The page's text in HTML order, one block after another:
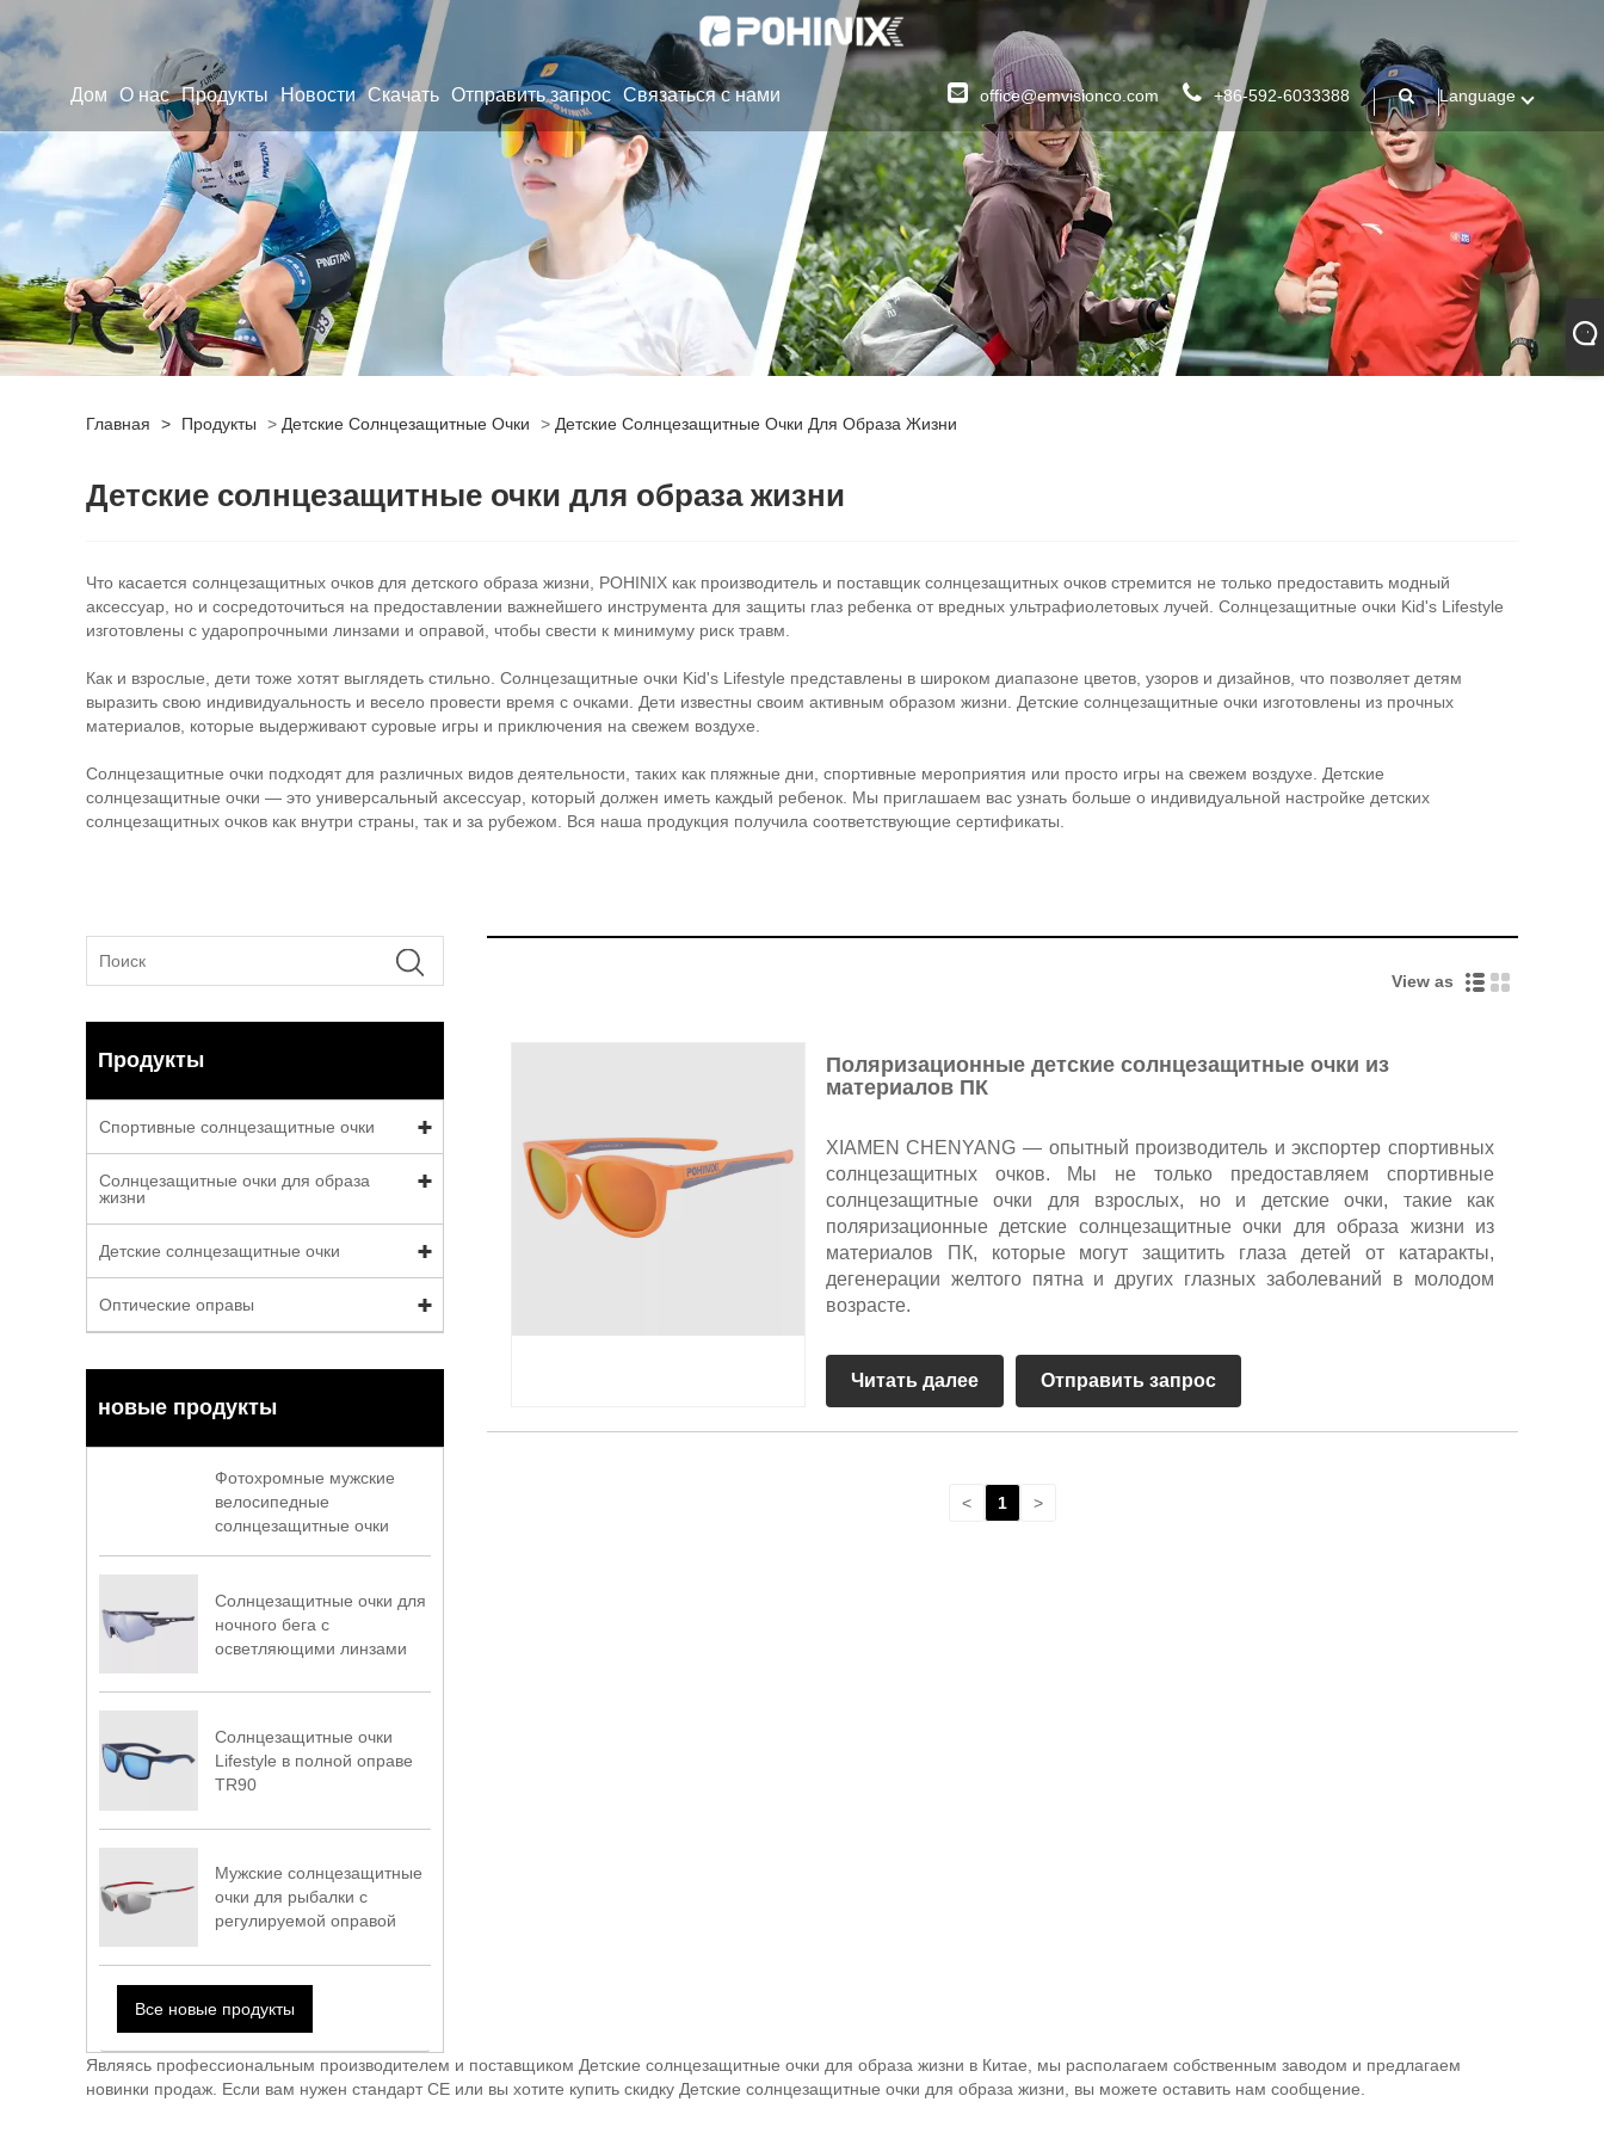
Дом О нас Продукты Новости Скачать Отправить запрос Связаться с нами office@emvisionco.com +86-592-6033388 Language
Главная > Продукты > Детские Солнцезащитные Очки > Детские Солнцезащитные Очки Для Образа Жизни
Детские солнцезащитные очки для образа жизни
Что касается солнцезащитных очков для детского образа жизни, POHINIX как производитель и поставщик солнцезащитных очков стремится не только предоставить модный
аксессуар, но и сосредоточиться на предоставлении важнейшего инструмента для защиты глаз ребенка от вредных ультрафиолетовых лучей. Солнцезащитные очки Kid's Lifestyle
изготовлены с ударопрочными линзами и оправой, чтобы свести к минимуму риск травм.
Как и взрослые, дети тоже хотят выглядеть стильно. Солнцезащитные очки Kid's Lifestyle представлены в широком диапазоне цветов, узоров и дизайнов, что позволяет детям
выразить свою индивидуальность и весело провести время с очками. Дети известны своим активным образом жизни. Детские солнцезащитные очки изготовлены из прочных
материалов, которые выдерживают суровые игры и приключения на свежем воздухе.
Солнцезащитные очки подходят для различных видов деятельности, таких как пляжные дни, спортивные мероприятия или просто игры на свежем воздухе. Детские
солнцезащитные очки — это универсальный аксессуар, который должен иметь каждый ребенок. Мы приглашаем вас узнать больше о индивидуальной настройке детских
солнцезащитных очков как внутри страны, так и за рубежом. Вся наша продукция получила соответствующие сертификаты.
Продукты
Спортивные солнцезащитные очки
Солнцезащитные очки для образа
жизни
Детские солнцезащитные очки
Оптические оправы
новые продукты
Фотохромные мужские
велосипедные
солнцезащитные очки
Солнцезащитные очки для
ночного бега с
осветляющими линзами
Солнцезащитные очки
Lifestyle в полной оправе
TR90
Мужские солнцезащитные
очки для рыбалки с
регулируемой оправой
Все новые продукты
View as
Поляризационные детские солнцезащитные очки из
материалов ПК
XIAMEN CHENYANG — опытный производитель и экспортер спортивных
солнцезащитных очков. Мы не только предоставляем спортивные
солнцезащитные очки для взрослых, но и детские очки, такие как
поляризационные детские солнцезащитные очки для образа жизни из
материалов ПК, которые могут защитить глаза детей от катаракты,
дегенерации желтого пятна и других глазных заболеваний в молодом
возрасте.
Читать далее Отправить запрос
< 1 >
Являясь профессиональным производителем и поставщиком Детские солнцезащитные очки для образа жизни в Китае, мы располагаем собственным заводом и предлагаем
новинки продаж. Если вам нужен стандарт CE или вы хотите купить скидку Детские солнцезащитные очки для образа жизни, вы можете оставить нам сообщение.